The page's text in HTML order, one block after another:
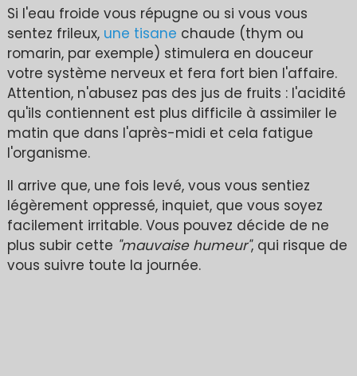
Si l'eau froide vous répugne ou si vous vous
sentez frileux, une tisane chaude (thym ou
romarin, par exemple) stimulera en douceur
votre système nerveux et fera fort bien l'affaire.
Attention, n'abusez pas des jus de fruits : l'acidité
qu'ils contiennent est plus difficile à assimiler le
matin que dans l'après-midi et cela fatigue
l'organisme.
Il arrive que, une fois levé, vous vous sentiez
légèrement oppressé, inquiet, que vous soyez
facilement irritable. Vous pouvez décide de ne
plus subir cette "mauvaise humeur", qui risque de
vous suivre toute la journée.